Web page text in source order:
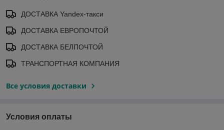
ДОСТАВКА Yandex-такси
ДОСТАВКА ЕВРОПОЧТОЙ
ДОСТАВКА БЕЛПОЧТОЙ
ТРАНСПОРТНАЯ КОМПАНИЯ
Все условия доставки
Условия оплаты